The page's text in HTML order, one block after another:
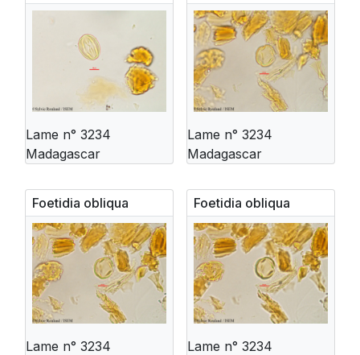
Lame n° 3234
Madagascar
Lame n° 3234
Madagascar
Foetidia obliqua
Lame n° 3234
Foetidia obliqua
Lame n° 3234